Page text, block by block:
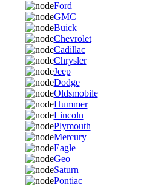
Ford
GMC
Buick
Chevrolet
Cadillac
Chrysler
Jeep
Dodge
Oldsmobile
Hummer
Lincoln
Plymouth
Mercury
Eagle
Geo
Saturn
Pontiac